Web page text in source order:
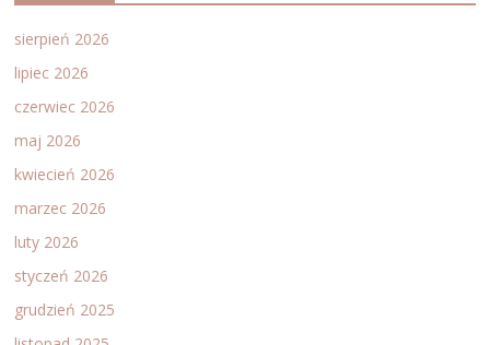
sierpień 2026
lipiec 2026
czerwiec 2026
maj 2026
kwiecień 2026
marzec 2026
luty 2026
styczeń 2026
grudzień 2025